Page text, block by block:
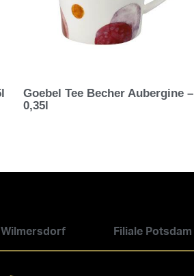
Goebel Tee Becher Aubergine –
0,35l
Wilmersdorf Filiale Potsdam